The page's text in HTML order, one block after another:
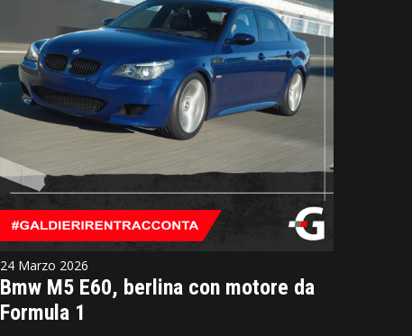
24 Marzo 2026
Bmw M5 E60, berlina con motore da
Formula 1